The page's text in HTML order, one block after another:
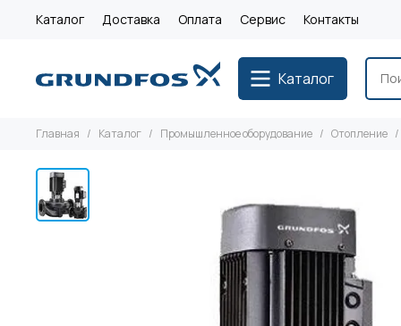
Каталог Доставка Оплата Сервис Контакты
Каталог
Главная Каталог Промышленное оборудование Отопление